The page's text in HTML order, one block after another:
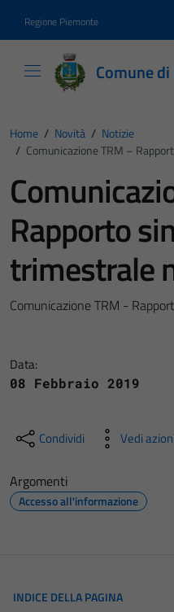
Regione Piemonte
Comune
Home / Novità / Notizie
/ Comunicazione TRM –
Rapporto
trimestrale
Comunicazione TRM -
Data:
08 Febbraio 2019
Condividi Vedi azioni
Argomenti
Accesso all'informazione
INDICE DELLA PAGINA